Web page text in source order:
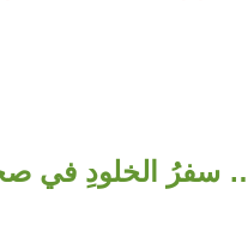
سفرُ الخلودِ في